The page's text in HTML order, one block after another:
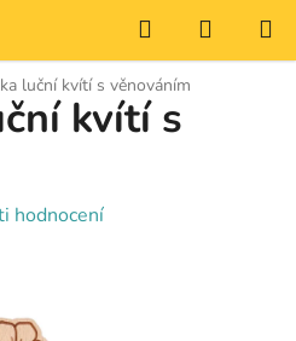
Hledat
KOŠÍK
luční kvítí s věnováním
kvítí s
hodnocení